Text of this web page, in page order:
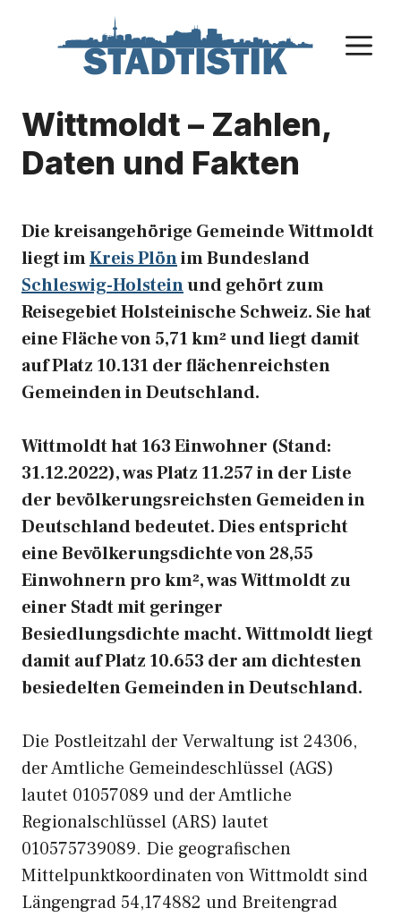
Wittmoldt – Zahlen,
Daten und Fakten
Die kreisangehörige Gemeinde Wittmoldt
liegt imKreis Plönim Bundesland
Schleswig-Holsteinund gehört zum
Reisegebiet Holsteinische Schweiz. Sie hat
eine Fläche von 5,71 km² und liegt damit
auf Platz 10.131 der flächenreichsten
Gemeinden in Deutschland.
Wittmoldt hat 163 Einwohner (Stand:
31.12.2022), was Platz 11.257 in der Liste
der bevölkerungsreichsten Gemeiden in
Deutschland bedeutet. Dies entspricht
eine Bevölkerungsdichte von 28,55
Einwohnern pro km², was Wittmoldt zu
einer Stadt mit geringer
Besiedlungsdichte macht. Wittmoldt liegt
damit auf Platz 10.653 der am dichtesten
besiedelten Gemeinden in Deutschland.
Die Postleitzahl der Verwaltung ist 24306,
der Amtliche Gemeindeschlüssel (AGS)
lautet 01057089 und der Amtliche
Regionalschlüssel (ARS) lautet
010575739089. Die geografischen
Mittelpunktkoordinaten von Wittmoldt sind
Längengrad 54,174882 und Breitengrad